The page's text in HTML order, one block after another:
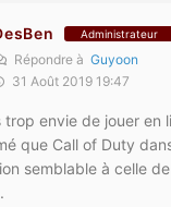
Administrateur
Répondre àGuyoon
31 Août 2019 19:47
trop envie de jouer en
que Call of Duty
semblable à celle